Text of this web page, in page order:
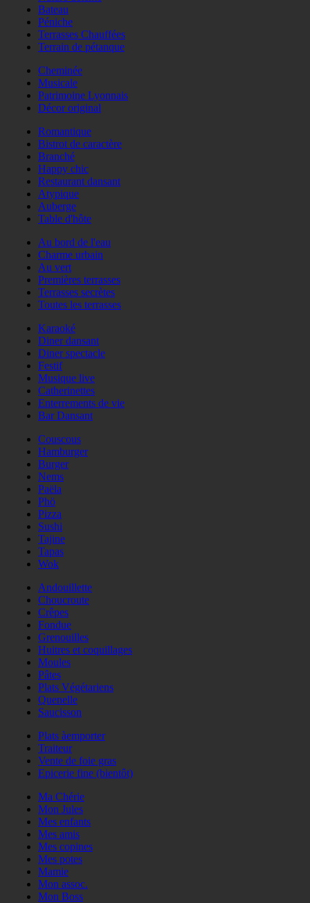
Bateau
Péniche
Terrasses Chauffées
Terrain de pétanque
Cheminée
Musicale
Patrimoine Lyonnais
Décor original
Romantique
Bistrot de caractère
Branché
Happy chic
Restaurant dansant
Atypique
Auberge
Table d'hôte
Au bord de l'eau
Charme urbain
Au vert
Premières terrasses
Terrasses secrètes
Toutes les terrasses
Karaoké
Diner dansant
Diner spectacle
Festif
Musique live
Catherinettes
Enterrements de vie
Bar Dansant
Couscous
Hamburger
Burger
Nems
Paëla
Phö
Pizza
Sushi
Tajine
Tapas
Wok
Andouillette
Choucroute
Crêpes
Fondue
Grenouilles
Huitres et coquillages
Moules
Pâtes
Plats Végétariens
Quenelle
Saucisson
Plats àemporter
Traiteur
Vente de foie gras
Epicerie fine (bientôt)
Ma Chérie
Mon Jules
Mes enfants
Mes amis
Mes copines
Mes potes
Mamie
Mon assoc.
Mon Boss